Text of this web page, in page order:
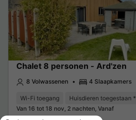
Chalet 8 personen - Ard'zen
8 Volwassenen 4 Slaapkamers
Wi-Fi toegang Huisdieren toegestaan *
Van 16 tot 18 nov, 2 nachten, Vanaf